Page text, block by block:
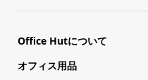
Office Hutについて
オフィス用品